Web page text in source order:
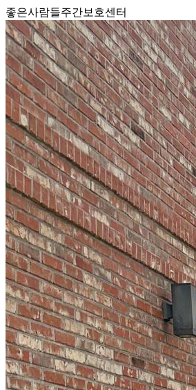
좋은사람들주간보호센터